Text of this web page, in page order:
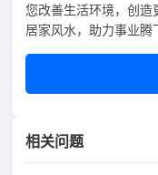
您改善生活环境，创
居家风水，助力事业腾
相关问题